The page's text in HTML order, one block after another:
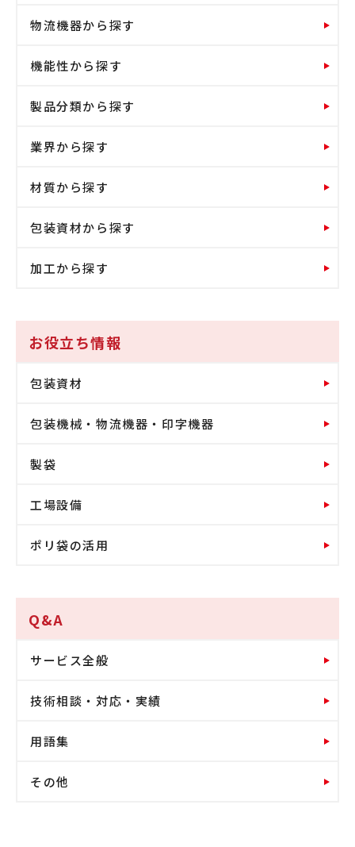
物流機器から探す
機能性から探す
製品分類から探す
業界から探す
材質から探す
包装資材から探す
加工から探す
お役立ち情報
包装資材
包装機械・物流機器・印字機器
製袋
工場設備
ポリ袋の活用
Q&A
サービス全般
技術相談・対応・実績
用語集
その他